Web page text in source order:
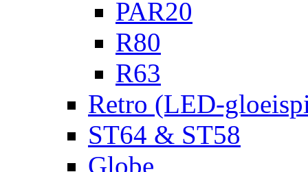
PAR20
R80
R63
Retro (LED-
ST64 & ST58
Globe